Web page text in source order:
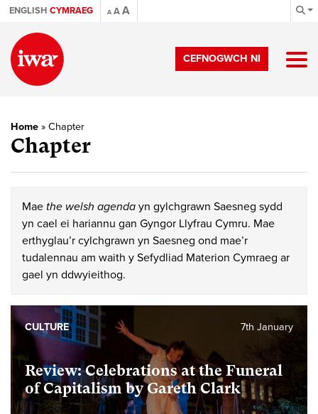
ENGLISH CYMRAEG A AA
CEFNOGWCH NI
Home » Chapter
Chapter
Mae the welsh agenda yn gylchgrawn Saesneg sydd
yn cael ei hariannu gan Gyngor Llyfrau Cymru. Mae
erthyglau’r cylchgrawn yn Saesneg ond mae’r
tudalennau am waith y Sefydliad Materion Cymraeg ar
gael yn ddwyieithog.
Review: Celebrations at the Funeral
of Capitalism by Gareth Clark
7th January
CULTURE